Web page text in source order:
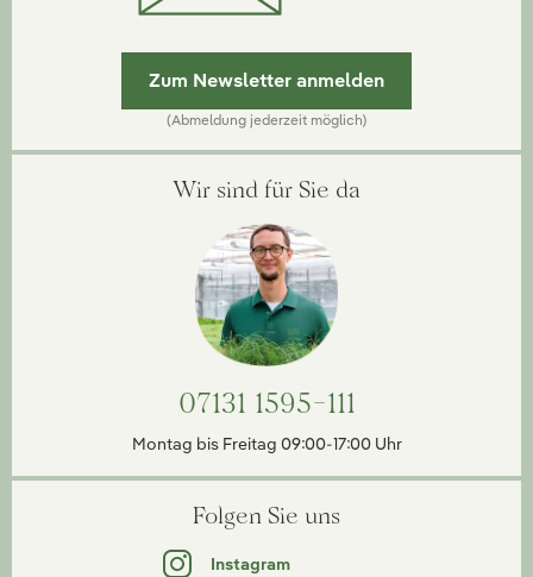
Zum Newsletter anmelden
(Abmeldung jederzeit möglich)
Wir sind für Sie da
07131 1595-111
Montag bis Freitag 09:00-17:00 Uhr
Folgen Sie uns
Instagram